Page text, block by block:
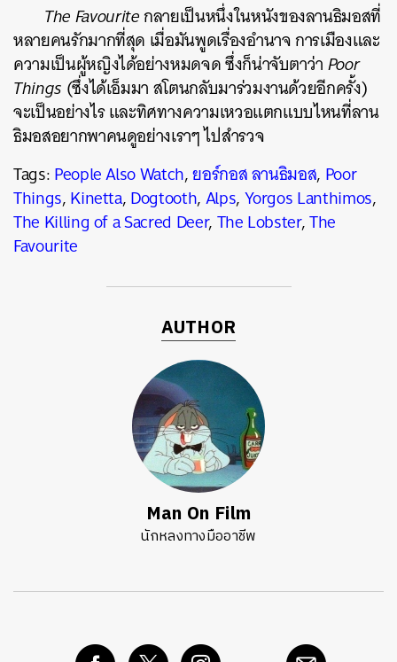
The Favouriteกลายเป็นหนึ่งในหนังของลานธิมอสที่
หลายคนรักมากที่สุด เมื่อมันพูดเรื่องอำนาจ การเมืองและ
ความเป็นผู้หญิงได้อย่างหมดจด ซึ่งก็น่าจับตาว่าPoor
Things (ซึ่งได้เอ็มมา สโตนกลับมาร่วมงานด้วยอีกครั้ง)
จะเป็นอย่างไร และทิศทางความเหวอแตกแบบไหนที่ลาน
ธิมอสอยากพาคนดูอย่างเราๆ ไปสำรวจ
Tags:People Also Watch,ยอร์กอส ลานธิมอส, Poor
Things,Kinetta,Dogtooth,Alps,Yorgos Lanthimos,
The Killing of a Sacred Deer,The Lobster,The
Favourite
AUTHOR
Man On Film
นักหลงทางมืออาชีพ